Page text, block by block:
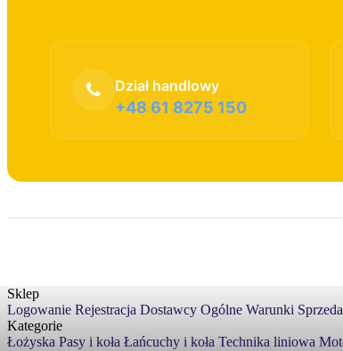
Dział handlowy
+48 61 8275 150
Sklep
Logowanie Rejestracja Dostawcy Ogólne Warunki
Kategorie
Łożyska Pasy i koła Łańcuchy i koła Technika liniowa